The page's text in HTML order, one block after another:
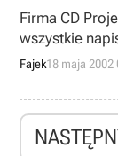
Firma CD
wszystkie
Fajek18 maja 2002